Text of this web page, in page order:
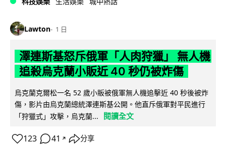
Lawton 1 日
澤連斯基怒斥俄軍「人肉狩獵」 無人機
追殺烏克蘭小販近 40 秒仍被炸傷
烏克蘭克爾松一名 52 歲小販被俄軍無人機追擊近 40 秒後被炸
傷，影片由烏克蘭總統澤連斯基公開。他直斥俄軍對平民進行
「狩獵式」攻擊，烏克蘭...
閱讀全文
123 41 ↗ 分享